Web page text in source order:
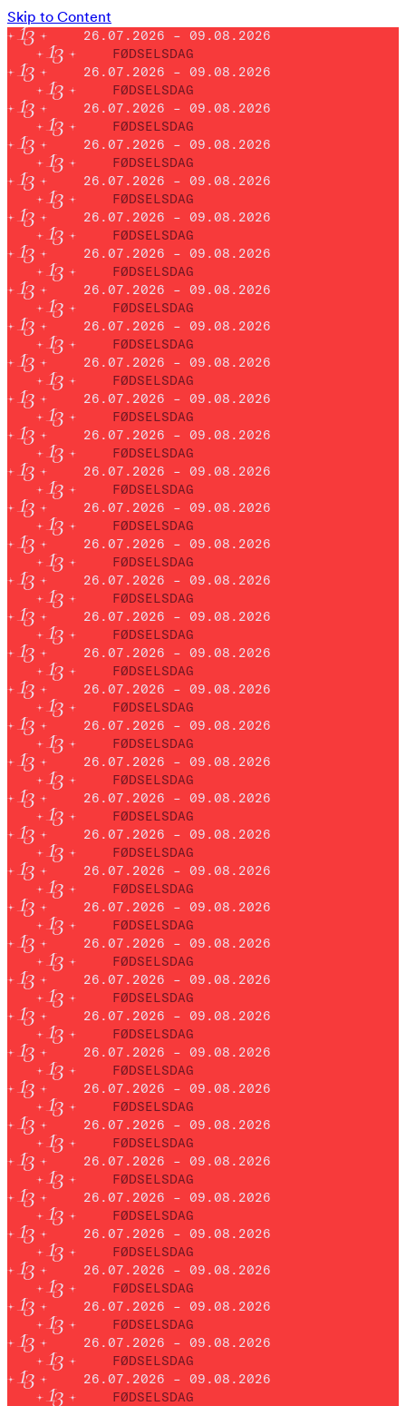
Skip to Content
26.07.2026 – 09.08.2026
FØDSELSDAG
26.07.2026 – 09.08.2026
FØDSELSDAG
26.07.2026 – 09.08.2026
FØDSELSDAG
26.07.2026 – 09.08.2026
FØDSELSDAG
26.07.2026 – 09.08.2026
FØDSELSDAG
26.07.2026 – 09.08.2026
FØDSELSDAG
26.07.2026 – 09.08.2026
FØDSELSDAG
26.07.2026 – 09.08.2026
FØDSELSDAG
26.07.2026 – 09.08.2026
FØDSELSDAG
26.07.2026 – 09.08.2026
FØDSELSDAG
26.07.2026 – 09.08.2026
FØDSELSDAG
26.07.2026 – 09.08.2026
FØDSELSDAG
26.07.2026 – 09.08.2026
FØDSELSDAG
26.07.2026 – 09.08.2026
FØDSELSDAG
26.07.2026 – 09.08.2026
FØDSELSDAG
26.07.2026 – 09.08.2026
FØDSELSDAG
26.07.2026 – 09.08.2026
FØDSELSDAG
26.07.2026 – 09.08.2026
FØDSELSDAG
26.07.2026 – 09.08.2026
FØDSELSDAG
26.07.2026 – 09.08.2026
FØDSELSDAG
26.07.2026 – 09.08.2026
FØDSELSDAG
26.07.2026 – 09.08.2026
FØDSELSDAG
26.07.2026 – 09.08.2026
FØDSELSDAG
26.07.2026 – 09.08.2026
FØDSELSDAG
26.07.2026 – 09.08.2026
FØDSELSDAG
26.07.2026 – 09.08.2026
FØDSELSDAG
26.07.2026 – 09.08.2026
FØDSELSDAG
26.07.2026 – 09.08.2026
FØDSELSDAG
26.07.2026 – 09.08.2026
FØDSELSDAG
26.07.2026 – 09.08.2026
FØDSELSDAG
26.07.2026 – 09.08.2026
FØDSELSDAG
26.07.2026 – 09.08.2026
FØDSELSDAG
26.07.2026 – 09.08.2026
FØDSELSDAG
26.07.2026 – 09.08.2026
FØDSELSDAG
26.07.2026 – 09.08.2026
FØDSELSDAG
26.07.2026 – 09.08.2026
FØDSELSDAG
26.07.2026 – 09.08.2026
FØDSELSDAG
26.07.2026 – 09.08.2026
FØDSELSDAG